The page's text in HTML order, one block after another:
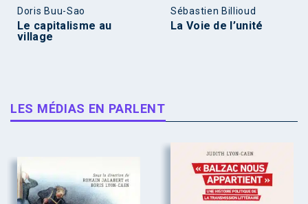
Doris Buu-Sao
Le capitalisme au
village
Sébastien Billioud
La Voie de l’unité
LES MÉDIAS EN PARLENT